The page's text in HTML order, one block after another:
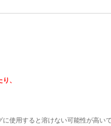
、
使用すると溶けない可能性が高いで